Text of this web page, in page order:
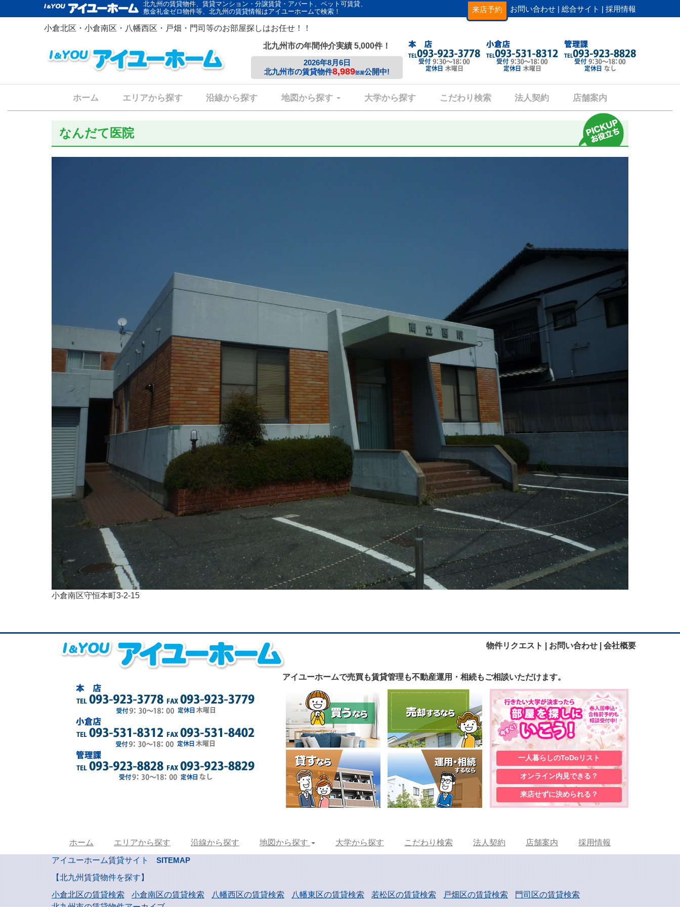
北九州の賃貸物件、賃貸マンション・分譲賃貸・アパート、ペット可賃貸、
敷金礼金ゼロ物件等、北九州の賃貸情報はアイユーホームで検索！
来店予約 お問い合わせ | 総合サイト | 採用情報
小倉北区・小倉南区・八幡西区・戸畑・門司等のお部屋探しはお任せ！！
北九州市の年間仲介実績 5,000件！
2026年8月6日
北九州市の賃貸物件8,989部屋公開中!
ホーム エリアから探す 沿線から探す 地図から探す 大学から探す こだわり検索 法人契約 店舗案内
なんだて医院
小倉南区守恒本町3-2-15
物件リクエスト | お問い合わせ | 会社概要
アイユーホームで売買も賃貸管理も不動産運用・相続も ご相談いただけます。
一人暮らしのToDoリスト
オンライン内見できる？
来店せずに決められる？
ホーム エリアから探す 沿線から探す 地図から探す 大学から探す こだわり検索 法人契約 店舗案内 採用情報
アイユーホーム賃貸サイト
SITEMAP
【北九州賃貸物件を探す】
小倉北区の賃貸検索
小倉南区の賃貸検索 八幡西区の賃貸検索 八幡東区の賃貸検索 若松区の賃貸検索 戸畑区の賃貸検索
門司区の賃貸検索